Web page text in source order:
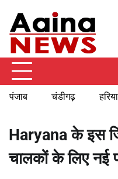
content
पंजाब चंडीगढ़
Haryana के इस
चालकों के लिए नई